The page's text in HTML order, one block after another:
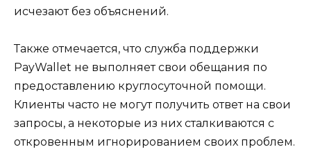
исчезают без объяснений.
Также отмечается, что служба поддержки
PayWallet не выполняет свои обещания по
предоставлению круглосуточной помощи.
Клиенты часто не могут получить ответ на свои
запросы, а некоторые из них сталкиваются с
откровенным игнорированием своих проблем.